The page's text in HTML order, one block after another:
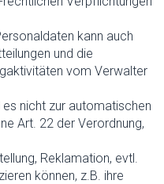
kann auch
und die
vom Verwalter
nicht zur automatischen
Art. 22 der Verordnung,
Reklamation, evtl.
können, z.B. ihre